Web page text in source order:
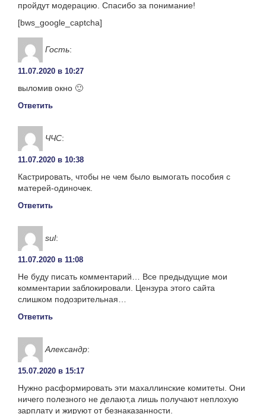
пройдут модерацию. Спасибо за понимание!
[bws_google_captcha]
Гость:
11.07.2020 в 10:27
выломив окно 🙂
Ответить
ЧЧС:
11.07.2020 в 10:38
Кастрировать, чтобы не чем было вымогать пособия с
матерей-одиночек.
Ответить
sul:
11.07.2020 в 11:08
Не буду писать комментарий… Все предыдущие мои
комментарии заблокировали. Цензура этого сайта
слишком подозрительная…
Ответить
Александр:
15.07.2020 в 15:17
Нужно расформировать эти махаллинские комитеты. Они
ничего полезного не делают,а лишь получают неплохую
зарплату и жируют от безнаказанности.